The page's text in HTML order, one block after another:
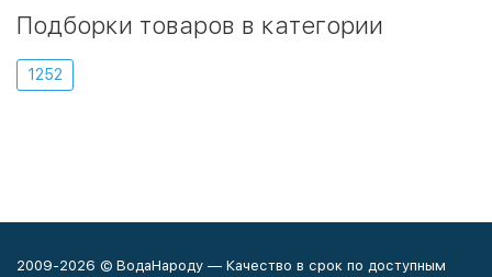
Подборки товаров в категории
1252
2009-2026 © ВодаНароду — Качество в срок по доступным